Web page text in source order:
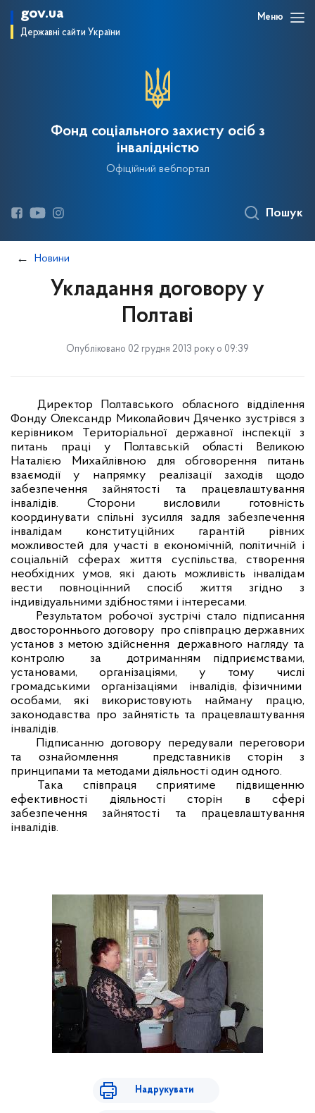
gov.ua
Державні сайти України
Меню
Фонд соціального захисту осіб з
інвалідністю
Офіційний вебпортал
Пошук
Новини
Укладання договору у
Полтаві
Опубліковано 02 грудня 2013 року о 09:39
Директор Полтавського обласного відділення
Фонду Олександр Миколайович Дяченко зустрівся з
керівником Територіальної державної інспекції з
питань праці у Полтавській області Великою
Наталією Михайлівною для обговорення питань
взаємодії у напрямку реалізації заходів щодо
забезпечення зайнятості та працевлаштування
інвалідів. Сторони висловили готовність
координувати спільні зусилля задля забезпечення
інвалідам конституційних гарантій рівних
можливостей для участі в економічній, політичній і
соціальній сферах життя суспільства, створення
необхідних умов, які дають можливість інвалідам
вести повноцінний спосіб життя згідно з
індивідуальними здібностями і інтересами.
Результатом робочої зустрічі стало підписання
двостороннього договору про співпрацю державних
установ з метою здійснення
державного нагляду та
контролю
за
дотриманням підприємствами,
установами, організаціями, у тому числі
громадськими
організаціями
інвалідів, фізичними
особами, які використовують найману працю,
законодавства про зайнятість та працевлаштування
інвалідів.
Підписанню договору передували переговори
та ознайомлення
представників сторін з
принципами та методами діяльності один одного.
Така співпраця сприятиме підвищенню
ефективності діяльності сторін в сфері
забезпечення зайнятості та працевлаштування
інвалідів.
Надрукувати